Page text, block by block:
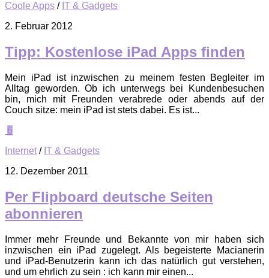
Coole Apps / IT & Gadgets
2. Februar 2012
Tipp: Kostenlose iPad Apps finden
Mein iPad ist inzwischen zu meinem festen Begleiter im
Alltag geworden. Ob ich unterwegs bei Kundenbesuchen
bin, mich mit Freunden verabrede oder abends auf der
Couch sitze: mein iPad ist stets dabei. Es ist...
6
Internet / IT & Gadgets
12. Dezember 2011
Per Flipboard deutsche Seiten
abonnieren
Immer mehr Freunde und Bekannte von mir haben sich
inzwischen ein iPad zugelegt. Als begeisterte Macianerin
und iPad-Benutzerin kann ich das natürlich gut verstehen,
und um ehrlich zu sein : ich kann mir einen...